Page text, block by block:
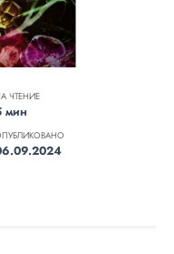
ЧТЕНИЕ
мин